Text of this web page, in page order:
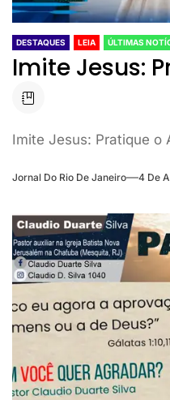
DESTAQUES LEIA ÚLTIMAS
Imite Jesus:
Imite Jesus: Pratique o
Jornal Do Rio De Janeiro 4 De